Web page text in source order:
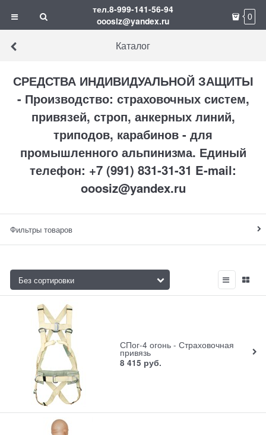
тел.8-999-141-56-94
ooosiz@yandex.ru
0
Каталог
СРЕДСТВА ИНДИВИДУАЛЬНОЙ ЗАЩИТЫ
- Производство: страховочных систем,
привязей, строп, анкерных линий,
триподов, карабинов - для
промышленного альпинизма. Единый
телефон: +7 (991) 831-31-31 E-mail:
ooosiz@yandex.ru
Фильтры товаров
СПог-4 огонь - Страховочная
привязь
8 415 руб.